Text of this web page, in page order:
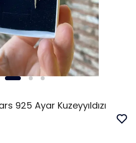
925 Ayar Kuzeyyıldızı